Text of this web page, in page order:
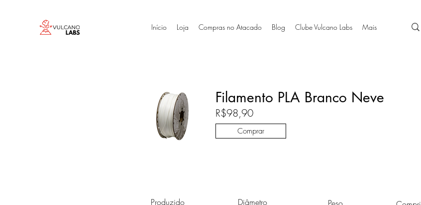
Início Loja Compras no Atacado Blog Clube Vulcano Labs Mais
Filamento PLA Branco Neve
R$98,90
Comprar
Produzido
Diâmetro